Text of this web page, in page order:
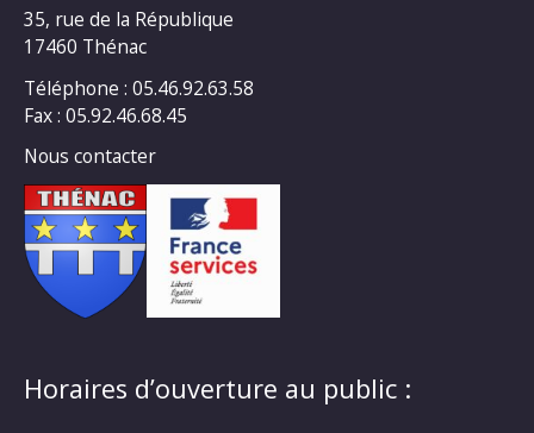
35, rue de la République
17460 Thénac
Téléphone : 05.46.92.63.58
Fax : 05.92.46.68.45
Nous contacter
Horaires d’ouverture au public :